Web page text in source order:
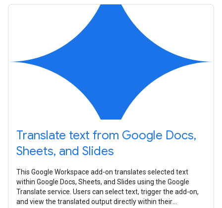
Translate text from Google Docs,
Sheets, and Slides
This Google Workspace add-on translates selected text
within Google Docs, Sheets, and Slides using the Google
Translate service. Users can select text, trigger the add-on,
and view the translated output directly within their